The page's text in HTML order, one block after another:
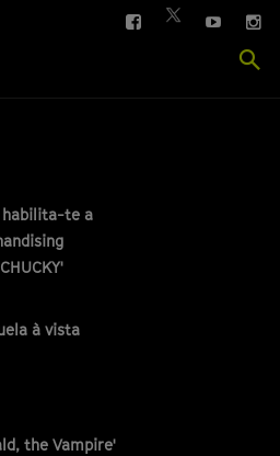
FACEBOOK
TWITTER
YOUTUBE
habilita-te a
à vista
the Vampire'